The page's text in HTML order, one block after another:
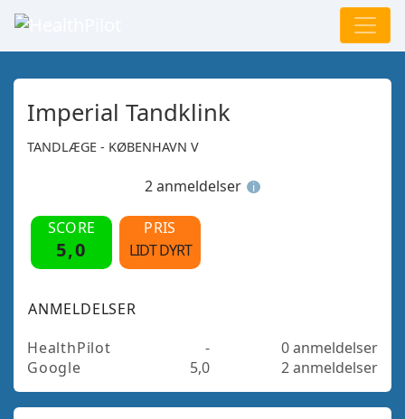
Imperial Tandklink
TANDLÆGE - KØBENHAVN V
2 anmeldelser i
SCORE
5,0
PRIS
LIDT DYRT
ANMELDELSER
HealthPilot
-
0 anmeldelser
Google
5,0 2 anmeldelser